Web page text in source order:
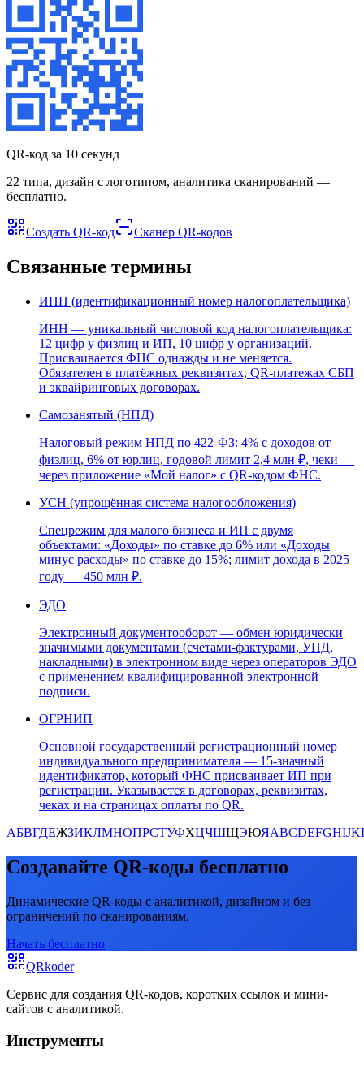
QR-код за 10 секунд
22 типа, дизайн с логотипом, аналитика сканирований —
бесплатно.
Создать QR-код Сканер QR-кодов
Связанные термины
ИНН (идентификационный номер налогоплательщика)
ИНН — уникальный числовой код налогоплательщика:
12 цифр у физлиц и ИП, 10 цифр у организаций.
Присваивается ФНС однажды и не меняется.
Обязателен в платёжных реквизитах, QR-платежах СБП
и эквайринговых договорах.
Самозанятый (НПД)
Налоговый режим НПД по 422-ФЗ: 4% с доходов от
физлиц, 6% от юрлиц, годовой лимит 2,4 млн ₽, чеки —
через приложение «Мой налог» с QR-кодом ФНС.
УСН (упрощённая система налогообложения)
Спецрежим для малого бизнеса и ИП с двумя
объектами: «Доходы» по ставке до 6% или «Доходы
минус расходы» по ставке до 15%; лимит дохода в 2025
году — 450 млн ₽.
ЭДО
Электронный документооборот — обмен юридически
значимыми документами (счетами-фактурами, УПД,
накладными) в электронном виде через операторов ЭДО
с применением квалифицированной электронной
подписи.
ОГРНИП
Основной государственный регистрационный номер
индивидуального предпринимателя — 15-значный
идентификатор, который ФНС присваивает ИП при
регистрации. Указывается в договорах, реквизитах,
чеках и на страницах оплаты по QR.
АБВГДЕЖЗИКЛМНОПРСТУФХЦЧШЩЭЮЯABCDEFGHIJK
Создавайте QR-коды бесплатно
Динамические QR-коды с аналитикой, дизайном и без
ограничений по сканированиям.
Начать бесплатно
QRkoder
Сервис для создания QR-кодов, коротких ссылок и мини-
сайтов с аналитикой.
Инструменты